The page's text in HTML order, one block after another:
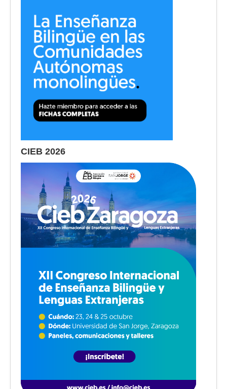
CIEB 2026